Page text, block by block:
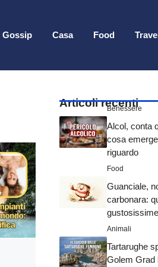
Gossip Casa Food
Articoli recenti
Benessere
Alcol, conta
cosa
riguardo
Food
Guanciale,
carbonara:
gustosissime
Animali
Tartarughe
Golem Grad